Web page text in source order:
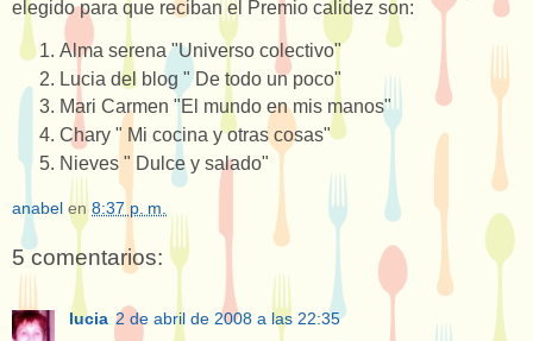
elegido para que reciban el Premio calidez son:
Alma serena "Universo colectivo"
Lucia del blog " De todo un poco"
Mari Carmen "El mundo en mis manos"
Chary " Mi cocina y otras cosas"
Nieves " Dulce y salado"
anabel en 8:37 p. m.
5 comentarios:
lucia 2 de abril de 2008 a las 22:35